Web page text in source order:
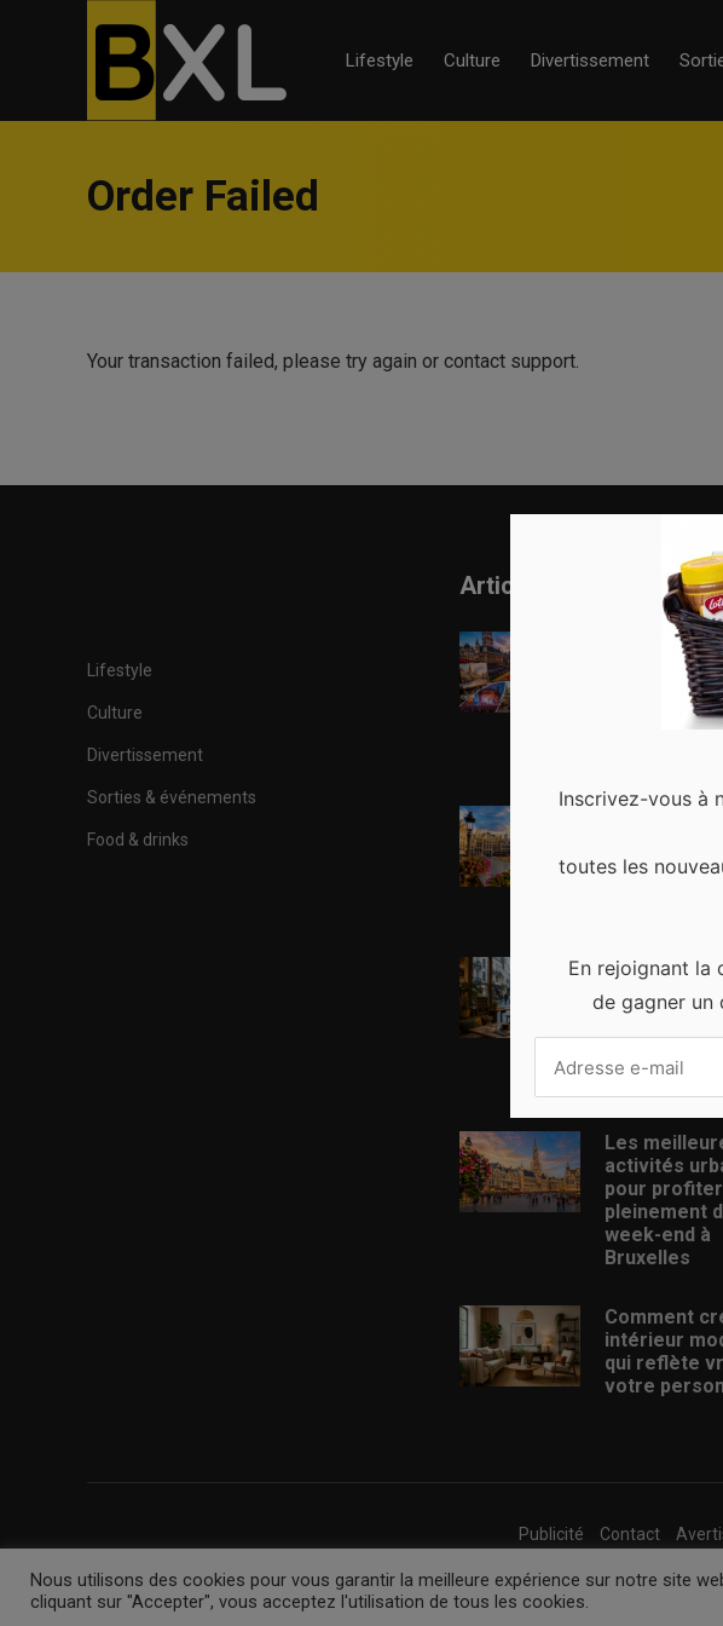
Lifestyle Culture Divertissement
Order Failed
Your transaction failed, please try again or contact support.
Lifestyle
Culture
Divertissement
Sorties & événements
Food & drinks
Articles récents
Les
Événements
Culturels à
Découvrir à
Bruxelles
activités
à Bruxelles
Pourquoi
donnent une
nouvelle
aux quartiers
Les
activités
pour profiter
pleinement
week-end à
Bruxelles
Comment
intérieur
qui reflète
votre
Publicité Contact
bxlboys.be •
Nous utilisons des cookies pour vous garantir la meilleure expérience sur notre site
cliquant sur "Accepter", vous acceptez l'utilisation de tous les cookies.
Inscrivez-vous à
toutes les
En rejoignant la
de gagner un